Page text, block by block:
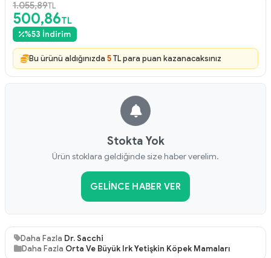
1.055,89TL
500,86TL
%53 İndirim
Bu ürünü aldığınızda 5TL para puan kazanacaksınız
Stokta Yok
Ürün stoklara geldiğinde size haber verelim.
GELINCE HABER VER
Daha Fazla Dr. Sacchi
Daha Fazla Orta Ve Büyük Irk Yetişkin Köpek Mamaları